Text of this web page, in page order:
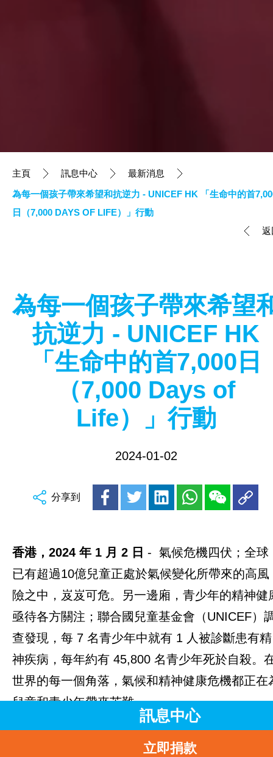
立即捐款
訊息中心
主頁 訊息中心
最新消息
為每一個孩子帶來希望和抗逆力 - UNICEF HK 「生命中的首
日（7,000 DAYS OF LIFE）」行動
返
為每一個孩子帶來希望
抗逆力 - UNICEF HK
「生命中的首7,000日
（7,000 Days of
Life）」行動
2024-01-02
分享到
香港， 2024 年 1 月 2 日 - 氣候危機四伏；全球
已有超過10億兒童正處於氣候變化所帶來的高風
險之中，岌岌可危。另一邊廂，青少年的精神健
亟待各方關注；聯合國兒童基金會（UNICEF）
查發現，每 7 名青少年中就有 1 人被診斷患有精
神疾病，每年約有 45,800 名青少年死於自殺。
世界的每一個角落，氣候和精神健康危機都正在
兒童和青少年帶來苦難。